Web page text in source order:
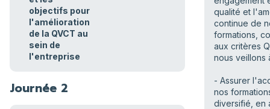
objectifs pour
l'amélioration
de la QVCT au
sein de
l'entreprise
Journée 2
qualité et
continue de
formations,
aux critères
nous veillons
- Assurer
nos
diversifié, en